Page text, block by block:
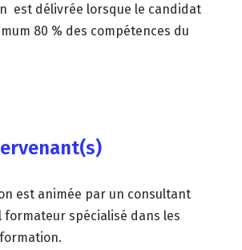
est délivrée lorsque le candidat
80 % des compétences du
est animée par un consultant
formateur spécialisé dans les